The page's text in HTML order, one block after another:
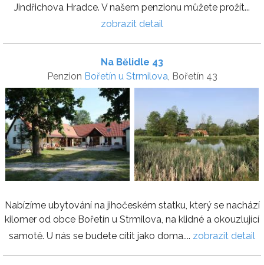
Jindřichova Hradce. V našem penzionu můžete prožít...
zobrazit detail
Na Bělidle 43
Penzion Bořetín u Strmilova, Bořetín 43
Nabízíme ubytování na jihočeském statku, který se nachází
kilomer od obce Bořetín u Strmilova, na klidné a okouzlující
samotě. U nás se budete cítit jako doma.... zobrazit detail